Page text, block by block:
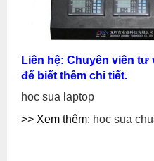
Liên hệ: Chuyên viên tư
để biết thêm chi tiết.
hoc sua laptop
>> Xem thêm: hoc sua